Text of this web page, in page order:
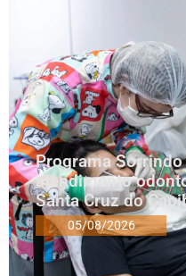
Programa
atendimento
Santa Cruz do
05/08/2026